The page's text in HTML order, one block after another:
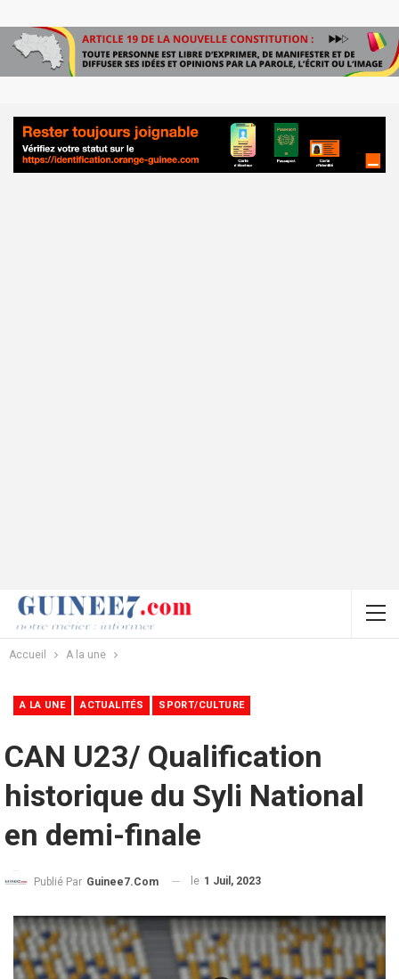
Accueil A la une
A LA UNE ACTUALITÉS SPORT/CULTURE
CAN U23/ Qualification
historique du Syli National
en demi-finale
Publié Par Guinee7.com le 1 Juil, 2023